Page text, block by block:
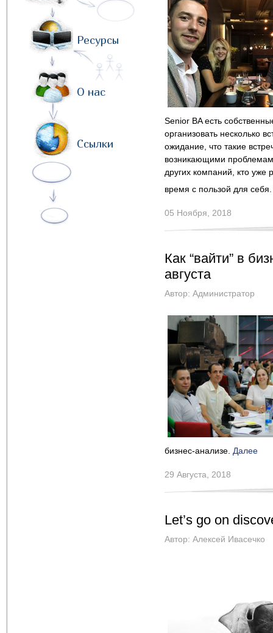
Ресурсы
О нас
Ссылки
Senior BA есть
организовать несколько
ожидание, что такие
возникающими
других компаний, кто
время с пользой для
05 Ноября, 2018
Как “вайти” в
августа
Автор: Администратор
бизнес-анализе. Далее
29 Августа, 2018
Let’s go on
Автор: Алексей Ивасечко